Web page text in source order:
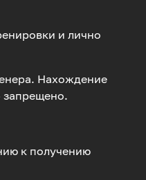
и лично
Нахождение
запрещено.
к получению